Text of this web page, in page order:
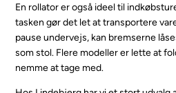
En rollator er også ideel til
tasken gør det let at transportere
pause undervejs, kan bremserne
som stol. Flere modeller er lette at
nemme at tage med.